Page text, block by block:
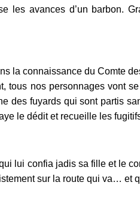
avances d’un barbon.
la connaissance du Comte
tous nos personnages vont
des fuyards qui sont partis
le dédit et recueille les
lui confia jadis sa fille et le
sur la route qui va… et